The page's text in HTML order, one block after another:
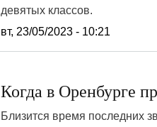
девятых классов.
вт, 23/05/2023 - 10:21
Когда в Оренбурге
Близится время последних